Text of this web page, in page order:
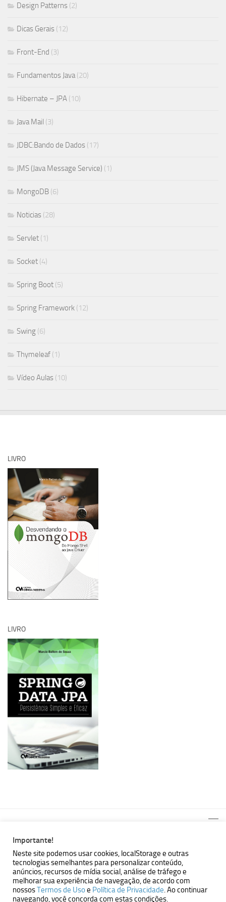
Design Patterns (2)
Dicas Gerais (12)
Front-End (3)
Fundamentos Java(20)
Hibernate – JPA (10)
Java Mail (3)
JDBC:Bando de Dados (17)
JMS (Java Message Service) (1)
MongoDB (6)
Noticias (28)
Servlet (1)
Socket (4)
Spring Boot (5)
Spring Framework (12)
Swing (6)
Thymeleaf (1)
Vídeo Aulas (10)
LIVRO
LIVRO
MBallem | Programando com Java © 2026. Todos Direitos
Reservados.
Powered by - Designed with theHueman theme
Importante!
Neste site podemos usar cookies, localStorage e outras
tecnologias semelhantes para personalizar conteúdo,
anúncios, recursos de mídia social, análise de tráfego e
melhorar sua experiência de navegação, de acordo com
nossosTermos de Usoe Política de Privacidade. Ao continuar
navegando, você concorda com estas condições.